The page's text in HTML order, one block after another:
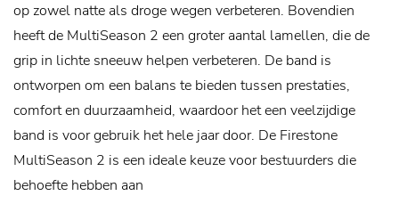
op zowel natte als droge wegen verbeteren. Bovendien
heeft de MultiSeason 2 een groter aantal lamellen, die de
grip in lichte sneeuw helpen verbeteren. De band is
ontworpen om een ​​balans te bieden tussen prestaties,
comfort en duurzaamheid, waardoor het een veelzijdige
band is voor gebruik het hele jaar door. De Firestone
MultiSeason 2 is een ideale keuze voor bestuurders die
behoefte hebben aan